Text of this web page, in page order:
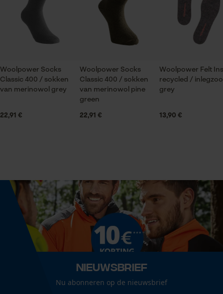
Seizoen
Product geschikt voor het hele jaar
Unikleur
Technische specificaties
Eigenschap
isolerend, vochtabsorberend, snel drogend,
vochtregulerend, temperatuur regulerend,
aangenaam
Versnipperfunctie
Volg het onderhoudsadvies op het etiket.
Woolpower Socks
Classic 400 / sokken
van merinowol grey
22,91 €
Woolpower Socks
Classic 400 / sokken
van merinowol pine
green
22,91 €
Woolpower Felt
recycled /
grey
13,90 €
Nieuwsbrief
Nu abonneren op de nieuwsbrief
gegevensverwerking opslaan
Econda Tag Manager
Econda Analytics
Prestatie en functionele
Cookies
Loop54 Personalization
Opgeslagen winkelwagen
Persoonlijke begroeting